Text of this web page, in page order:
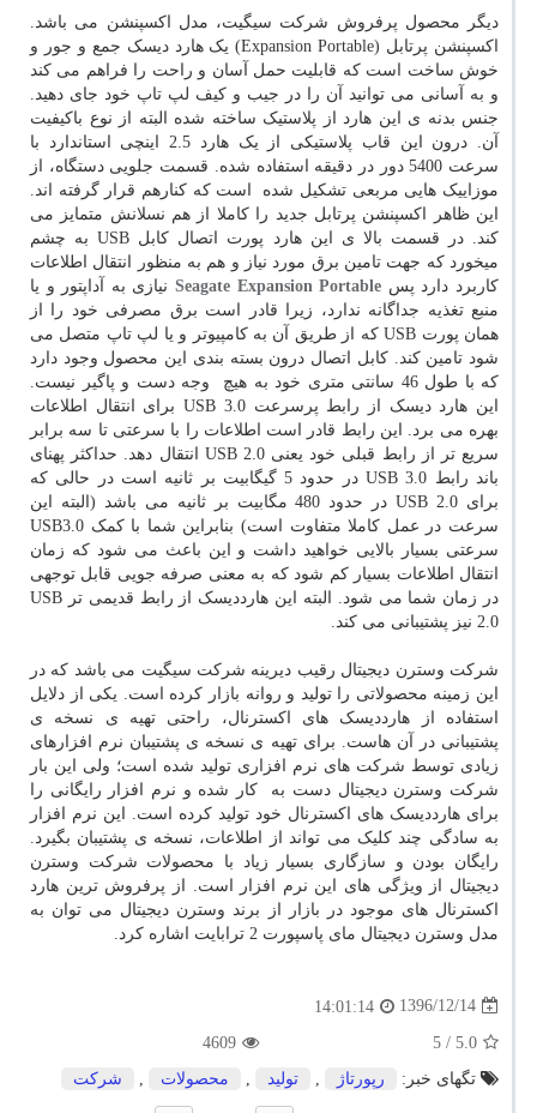
دیگر محصول پرفروش شرکت سیگیت، مدل اکسپنشن می باشد.
اکسپنشن پرتابل (Expansion Portable) یک هارد دیسک جمع و جور و
خوش ساخت است که قابلیت حمل آسان و راحت را فراهم می کند
و به آسانی می توانید آن را در جیب و کیف لپ تاپ خود جای دهید.
جنس بدنه ی این هارد از پلاستیک ساخته شده البته از نوع باکیفیت
آن. درون این قاب پلاستیکی از یک هارد 2.5 اینچی استاندارد با
سرعت 5400 دور در دقیقه استفاده شده. قسمت جلویی دستگاه، از
موزاییک هایی مربعی تشکیل شده است که کنارهم قرار گرفته اند.
این ظاهر اکسپنشن پرتابل جدید را کاملا از هم نسلانش متمایز می
کند. در قسمت بالا ی این هارد پورت اتصال کابل USB به چشم
میخورد که جهت تامین برق مورد نیاز و هم به منظور انتقال اطلاعات
کاربرد دارد پس Seagate Expansion Portable نیازی به آداپتور و یا
منبع تغذیه جداگانه ندارد، زیرا قادر است برق مصرفی خود را از
همان پورت USB که از طریق آن به کامپیوتر و یا لپ تاپ متصل می
شود تامین کند. کابل اتصال درون بسته بندی این محصول وجود دارد
که با طول 46 سانتی متری خود به هیچ وجه دست و پاگیر نیست.
این هارد دیسک از رابط پرسرعت USB 3.0 برای انتقال اطلاعات
بهره می برد. این رابط قادر است اطلاعات را با سرعتی تا سه برابر
سریع تر از رابط قبلی خود یعنی USB 2.0 انتقال دهد. حداکثر پهنای
باند رابط USB 3.0 در حدود 5 گیگابیت بر ثانیه است در حالی که
برای USB 2.0 در حدود 480 مگابیت بر ثانیه می باشد (البته این
سرعت در عمل کاملا متفاوت است) بنابراین شما با کمک USB3.0
سرعتی بسیار بالایی خواهید داشت و این باعث می شود که زمان
انتقال اطلاعات بسیار کم شود که به معنی صرفه جویی قابل توجهی
در زمان شما می شود. البته این هارددیسک از رابط قدیمی تر USB
2.0 نیز پشتیبانی می کند.
شرکت وسترن دیجیتال رقیب دیرینه شرکت سیگیت می باشد که در
این زمینه محصولاتی را تولید و روانه بازار کرده است. یکی از دلایل
استفاده از هارددیسک های اکسترنال، راحتی تهیه ی نسخه ی
پشتیبانی در آن هاست. برای تهیه ی نسخه ی پشتیبان نرم افزارهای
زیادی توسط شرکت های نرم افزاری تولید شده است؛ ولی این بار
شرکت وسترن دیجیتال دست به کار شده و نرم افزار رایگانی را
برای هارددیسک های اکسترنال خود تولید کرده است. این نرم افزار
به سادگی چند کلیک می تواند از اطلاعات، نسخه ی پشتیبان بگیرد.
رایگان بودن و سازگاری بسیار زیاد با محصولات شرکت وسترن
دیجیتال از ویژگی های این نرم افزار است. از پرفروش ترین هارد
اکسترنال های موجود در بازار از برند وسترن دیجیتال می توان به
مدل وسترن دیجیتال مای پاسپورت 2 ترابایت اشاره کرد.
1396/12/14
14:01:14
5.0
/ 5
4609
تگهای خبر:
رپورتاژ , تولید , محصولات , شركت